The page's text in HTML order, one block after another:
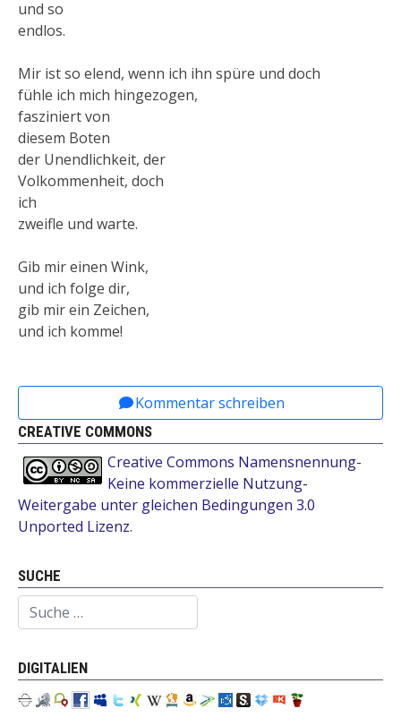
und so
endlos.
Mir ist so elend, wenn ich ihn spüre und doch
fühle ich mich hingezogen,
fasziniert von
diesem Boten
der Unendlichkeit, der
Volkommenheit, doch
ich
zweifle und warte.
Gib mir einen Wink,
und ich folge dir,
gib mir ein Zeichen,
und ich komme!
Kommentar schreiben
CREATIVE COMMONS
Creative Commons Namensnennung-
Keine kommerzielle Nutzung-
Weitergabe unter gleichen Bedingungen 3.0
Unported Lizenz.
SUCHE
Suchen
DIGITALIEN